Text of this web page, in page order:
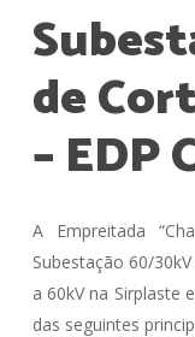
de
–EDP
A Empreitada
Subestação 60/
a 60kV na Sirplaste
das seguintes